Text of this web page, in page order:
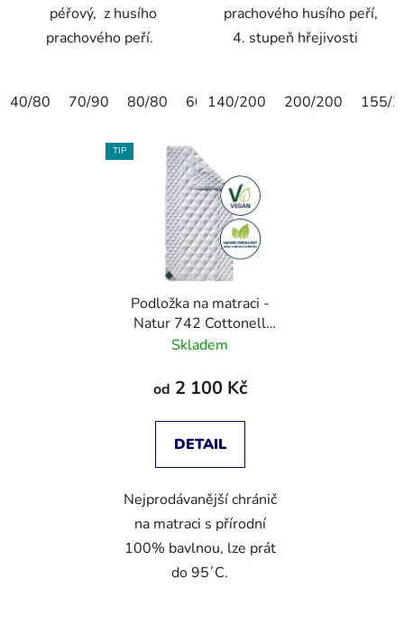
péřový, z husího
prachového peří.
40/80 70/90 80/80 60/80 50/70
prachového husího peří,
4. stupeň hřejivosti
140/200 200/200 155/
TIP
Podložka na matraci -
Natur 742 Cottonell
Topper
Skladem
od 2 100 Kč
DETAIL
Nejprodávanější chránič
na matraci s přírodní
100% bavlnou, lze prát
do 95´C.